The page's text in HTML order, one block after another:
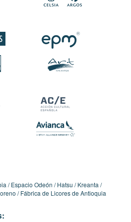
Espacio Odeón Hatsu
Kreanta
Fábrica de Licores de Antioquia